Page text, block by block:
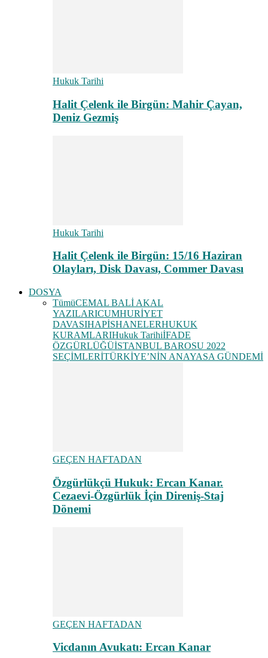
Hukuk Tarihi
Halit Çelenk ile Birgün: Mahir Çayan,
Deniz Gezmiş
Hukuk Tarihi
Halit Çelenk ile Birgün: 15/16 Haziran
Olayları, Disk Davası, Commer Davası
DOSYA
TümüCEMAL BALİ AKAL
YAZILARICUMHURİYET
DAVASIHAPİSHANELERHUKUK
KURAMLARIHukuk TarihiİFADE
ÖZGÜRLÜĞÜİSTANBUL BAROSU 2022
SEÇİMLERİTÜRKİYE’NİN ANAYASA GÜNDEMİ
GEÇEN HAFTADAN
Özgürlükçü Hukuk: Ercan Kanar.
Cezaevi-Özgürlük İçin Direniş-Staj
Dönemi
GEÇEN HAFTADAN
Vicdanın Avukatı: Ercan Kanar